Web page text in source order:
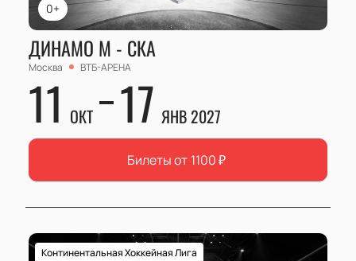
0+
ДИНАМО М - СКА
Москва ВТБ-АРЕНА
11 ОКТ 17 ЯНВ 2027
Билеты от 1100₽
Континентальная Хоккейная Лига